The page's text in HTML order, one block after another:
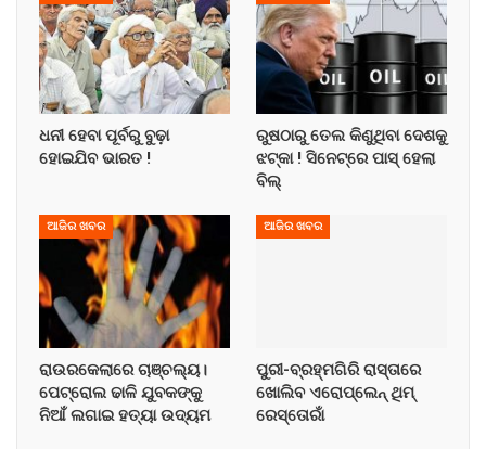
ଧନୀ ହେବା ପୂର୍ବରୁ ବୁଢ଼ା
ହୋଇଯିବ ଭାରତ !
ରୁଷଠାରୁ ତେଲ କିଣୁଥିବା ଦେଶକୁ
ଝଟ୍‌କା ! ସିନେଟ୍‌ରେ ପାସ୍ ହେଲା
ବିଲ୍
ଆଜିର ଖବର
ରାଉରକେଲାରେ ଚାଞ୍ଚଲ୍ୟ।
ପେଟ୍ରୋଲ ଢାଳି ଯୁବକଙ୍କୁ
ନିଆଁ ଲଗାଇ ହତ୍ୟା ଉଦ୍ୟମ
ଆଜିର ଖବର
ପୁରୀ-ବ୍ରହ୍ମଗିରି ରାସ୍ତାରେ
ଖୋଲିବ ଏରୋପ୍ଲେନ୍‌ ଥିମ୍‌
ରେସ୍ତୋରାଁ